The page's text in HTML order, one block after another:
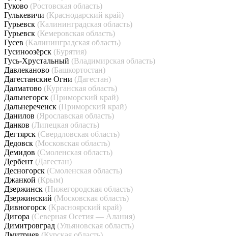
Гуково (Ростовская область)
Гулькевичи (Краснодарский край)
Гурьевск (Калининградская область)
Гурьевск (Кемеровская область)
Гусев (Калининградская область)
Гусиноозёрск (Бурятия)
Гусь-Хрустальный (Владимирская область)
Давлеканово (Башкортостан)
Дагестанские Огни (Дагестан)
Далматово (Курганская область)
Дальнегорск (Приморский край)
Дальнереченск (Приморский край)
Данилов (Ярославская область)
Данков (Липецкая область)
Дегтярск (Свердловская область)
Дедовск (Московская область)
Демидов (Смоленская область)
Дербент (Дагестан)
Десногорск (Смоленская область)
Джанкой (Крым)
Дзержинск (Нижегородская область)
Дзержинский (Московская область)
Дивногорск (Красноярский край)
Дигора (Северная Осетия — Алания)
Димитровград (Ульяновская область)